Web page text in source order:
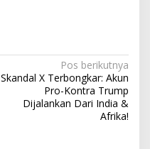
Pos berikutnya
Skandal X Terbongkar: Akun
Pro-Kontra Trump
Dijalankan Dari India &
Afrika!